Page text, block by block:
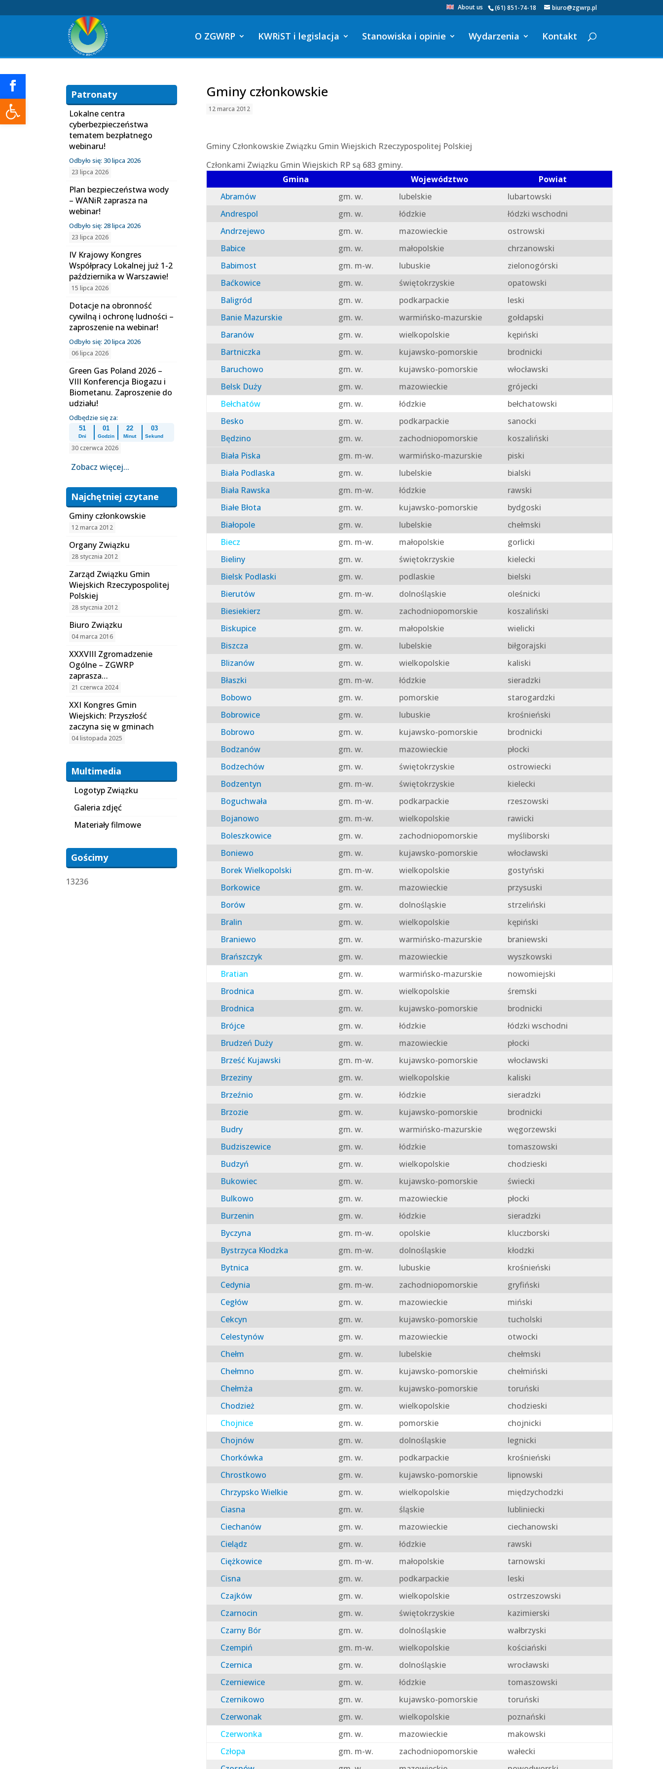
Otwórz pasek narzędzi
(61) 851-74-18 biuro@zgwrp.pl
About us
O ZGWRP KWRiST i legislacja Stanowiska i opinie Wydarzenia Kontakt
Gminy członkowskie
12 marca 2012
Gminy Członkowskie Związku Gmin Wiejskich Rzeczypospolitej Polskiej
Członkami Związku Gmin Wiejskich RP są 683 gminy.
Gmina
Województwo
Powiat
Abramów
gm. w. lubelskie
lubartowski
Andrespol
gm. w. łódzkie
łódzki wschodni
Andrzejewo
gm. w. mazowieckie
ostrowski
Babice
gm. w. małopolskie
chrzanowski
Babimost
gm. m-w. lubuskie
zielonogórski
Baćkowice
gm. w. świętokrzyskie
opatowski
Baligród
gm. w. podkarpackie
leski
Banie Mazurskie
gm. w. warmińsko-mazurskie
gołdapski
Baranów
gm. w. wielkopolskie
kępiński
Bartniczka
gm. w. kujawsko-pomorskie
brodnicki
Baruchowo
gm. w. kujawsko-pomorskie
włocławski
Belsk Duży
gm. w. mazowieckie
grójecki
Bełchatów
gm. w. łódzkie
bełchatowski
Besko
gm. w. podkarpackie
sanocki
Będzino
gm. w. zachodniopomorskie
koszaliński
Biała Piska
gm. m-w. warmińsko-mazurskie
piski
Biała Podlaska
gm. w. lubelskie
bialski
Biała Rawska
gm. m-w. łódzkie
rawski
Białe Błota
gm. w. kujawsko-pomorskie
bydgoski
Białopole
gm. w. lubelskie
chełmski
Biecz
gm. m-w. małopolskie
gorlicki
Bieliny
gm. w. świętokrzyskie
kielecki
Bielsk Podlaski
gm. w. podlaskie
bielski
Bierutów
gm. m-w. dolnośląskie
oleśnicki
Biesiekierz
gm. w. zachodniopomorskie
koszaliński
Biskupice
gm. w. małopolskie
wielicki
Biszcza
gm. w. lubelskie
biłgorajski
Blizanów
gm. w. wielkopolskie
kaliski
Błaszki
gm. m-w. łódzkie
sieradzki
Bobowo
gm. w. pomorskie
starogardzki
Bobrowice
gm. w. lubuskie
krośnieński
Bobrowo
gm. w. kujawsko-pomorskie
brodnicki
Bodzanów
gm. w. mazowieckie
płocki
Bodzechów
gm. w. świętokrzyskie
ostrowiecki
Bodzentyn
gm. m-w. świętokrzyskie
kielecki
Boguchwała
gm. m-w. podkarpackie
rzeszowski
Bojanowo
gm. m-w. wielkopolskie
rawicki
Boleszkowice
gm. w. zachodniopomorskie
myśliborski
Boniewo
gm. w. kujawsko-pomorskie
włocławski
Borek Wielkopolski
gm. m-w. wielkopolskie
gostyński
Borkowice
gm. w. mazowieckie
przysuski
Borów
gm. w. dolnośląskie
strzeliński
Bralin
gm. w. wielkopolskie
kępiński
Braniewo
gm. w. warmińsko-mazurskie
braniewski
Brańszczyk
gm. w. mazowieckie
wyszkowski
Bratian
gm. w. warmińsko-mazurskie
nowomiejski
Brodnica
gm. w. wielkopolskie
śremski
Brodnica
gm. w. kujawsko-pomorskie
brodnicki
Brójce
gm. w. łódzkie
łódzki wschodni
Brudzeń Duży
gm. w. mazowieckie
płocki
Brześć Kujawski
gm. m-w. kujawsko-pomorskie
włocławski
Brzeziny
gm. w. wielkopolskie
kaliski
Brzeźnio
gm. w. łódzkie
sieradzki
Brzozie
gm. w. kujawsko-pomorskie
brodnicki
Budry
gm. w. warmińsko-mazurskie
węgorzewski
Budziszewice
gm. w. łódzkie
tomaszowski
Budzyń
gm. w. wielkopolskie
chodzieski
Bukowiec
gm. w. kujawsko-pomorskie
świecki
Bulkowo
gm. w. mazowieckie
płocki
Burzenin
gm. w. łódzkie
sieradzki
Byczyna
gm. m-w. opolskie
kluczborski
Bystrzyca Kłodzka
gm. m-w. dolnośląskie
kłodzki
Bytnica
gm. w. lubuskie
krośnieński
Cedynia
gm. m-w. zachodniopomorskie
gryfiński
Cegłów
gm. w. mazowieckie
miński
Cekcyn
gm. w. kujawsko-pomorskie
tucholski
Celestynów
gm. w. mazowieckie
otwocki
Chełm
gm. w. lubelskie
chełmski
Chełmno
gm. w. kujawsko-pomorskie
chełmiński
Chełmża
gm. w. kujawsko-pomorskie
toruński
Chodzież
gm. w. wielkopolskie
chodzieski
Chojnice
gm. w. pomorskie
chojnicki
Chojnów
gm. w. dolnośląskie
legnicki
Chorkówka
gm. w. podkarpackie
krośnieński
Chrostkowo
gm. w. kujawsko-pomorskie
lipnowski
Chrzypsko Wielkie
gm. w. wielkopolskie
międzychodzki
Ciasna
gm. w. śląskie
lubliniecki
Ciechanów
gm. w. mazowieckie
ciechanowski
Cielądz
gm. w. łódzkie
rawski
Ciężkowice
gm. m-w. małopolskie
tarnowski
Cisna
gm. w. podkarpackie
leski
Czajków
gm. w. wielkopolskie
ostrzeszowski
Czarnocin
gm. w. świętokrzyskie
kazimierski
Czarny Bór
gm. w. dolnośląskie
wałbrzyski
Czempiń
gm. m-w. wielkopolskie
kościański
Czernica
gm. w. dolnośląskie
wrocławski
Czerniewice
gm. w. łódzkie
tomaszowski
Czernikowo
gm. w. kujawsko-pomorskie
toruński
Czerwonak
gm. w. wielkopolskie
poznański
Czerwonka
gm. w. mazowieckie
makowski
Człopa
gm. m-w. zachodniopomorskie
wałecki
Patronaty
Lokalne centra
cyberbezpieczeństwa
tematem bezpłatnego
webinaru!
Odbyło się: 30 lipca 2026
23 lipca 2026
Plan bezpieczeństwa wody
– WANiR zaprasza na
webinar!
Odbyło się: 28 lipca 2026
23 lipca 2026
IV Krajowy Kongres
Współpracy Lokalnej już 1-2
października w Warszawie!
15 lipca 2026
Dotacje na obronność
cywilną i ochronę ludności –
zaproszenie na webinar!
Odbyło się: 20 lipca 2026
06 lipca 2026
Green Gas Poland 2026 –
VIII Konferencja Biogazu i
Biometanu. Zaproszenie do
udziału!
Odbędzie się za:
51
Dni
01
Godzin
22
Minut
02
Sekund
30 czerwca 2026
Zobacz więcej...
Najchętniej czytane
Gminy członkowskie
12 marca 2012
Organy Związku
28 stycznia 2012
Zarząd Związku Gmin
Wiejskich Rzeczypospolitej
Polskiej
28 stycznia 2012
Biuro Związku
04 marca 2016
XXXVIII Zgromadzenie
Ogólne – ZGWRP
zaprasza…
21 czerwca 2024
XXI Kongres Gmin
Wiejskich: Przyszłość
zaczyna się w gminach
04 listopada 2025
Multimedia
Logotyp Związku
Galeria zdjęć
Materiały filmowe
Gościmy
13236